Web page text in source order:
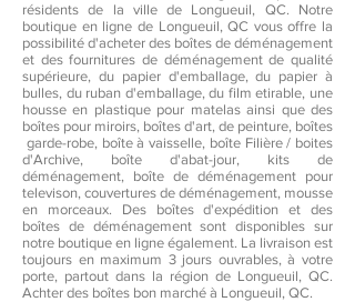
résidents de la ville de Longueuil, QC. Notre
boutique en ligne de Longueuil, QC vous offre la
possibilité d'acheter des boîtes de déménagement
et des fournitures de déménagement de qualité
supérieure, du papier d'emballage, du papier à
bulles, du ruban d'emballage, du film etirable, une
housse en plastique pour matelas ainsi que des
boîtes pour miroirs, boîtes d'art, de peinture, boîtes
garde-robe, boîte à vaisselle, boîte Filière / boites
d'Archive, boîte d'abat-jour, kits de
déménagement, boîte de déménagement pour
televison, couvertures de déménagement, mousse
en morceaux. Des boîtes d'expédition et des
boîtes de déménagement sont disponibles sur
notre boutique en ligne également. La livraison est
toujours en maximum 3 jours ouvrables, à votre
porte, partout dans la région de Longueuil, QC.
Achter des boîtes bon marché à Longueuil, QC.